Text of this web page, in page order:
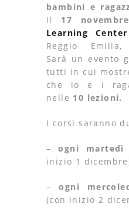
bambini e
il 17
Learning
Reggio Emilia,
Sarà un evento
tutti in cui
che io e i
nelle 10 lezioni.
I corsi saranno
–ogni
inizio 1
–ogni
(con inizio 2